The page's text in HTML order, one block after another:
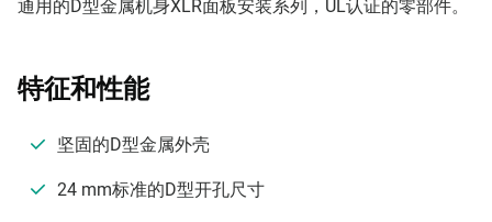
通用的D型金属机身XLR面板安装系列，UL认证的零部件。
特征和性能
坚固的D型金属外壳
24 mm标准的D型开孔尺寸